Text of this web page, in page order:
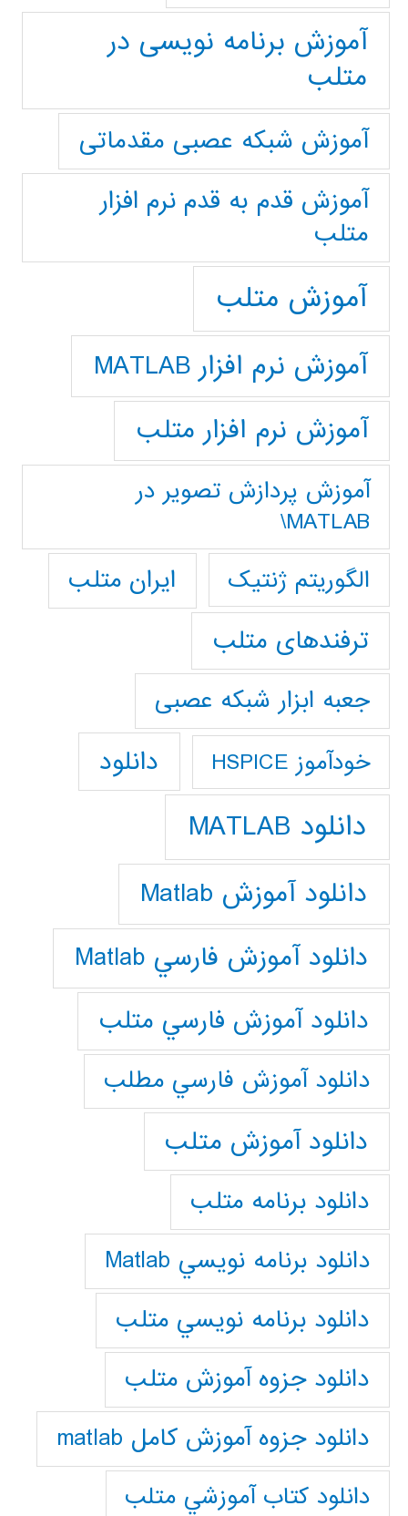
آموزش برنامه نویسی در
متلب
آموزش شبکه عصبی مقدماتی
آموزش قدم به قدم نرم افزار
متلب
آموزش متلب
آموزش نرم افزار MATLAB
آموزش نرم افزار متلب
آموزش پردازش تصوير در
MATLAB\
الگوریتم ژنتیک
ایران متلب
ترفندهای متلب
جعبه ابزار شبکه عصبی
خودآموز HSPICE دانلود
دانلود MATLAB
دانلود آموزش Matlab
دانلود آموزش فارسي Matlab
دانلود آموزش فارسي متلب
دانلود آموزش فارسي مطلب
دانلود آموزش متلب
دانلود برنامه متلب
دانلود برنامه نويسي Matlab
دانلود برنامه نويسي متلب
دانلود جزوه آموزش متلب
دانلود جزوه آموزش کامل matlab
دانلود كتاب آموزشي متلب